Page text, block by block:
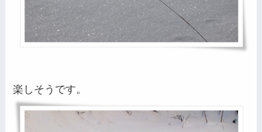
楽しそうです。